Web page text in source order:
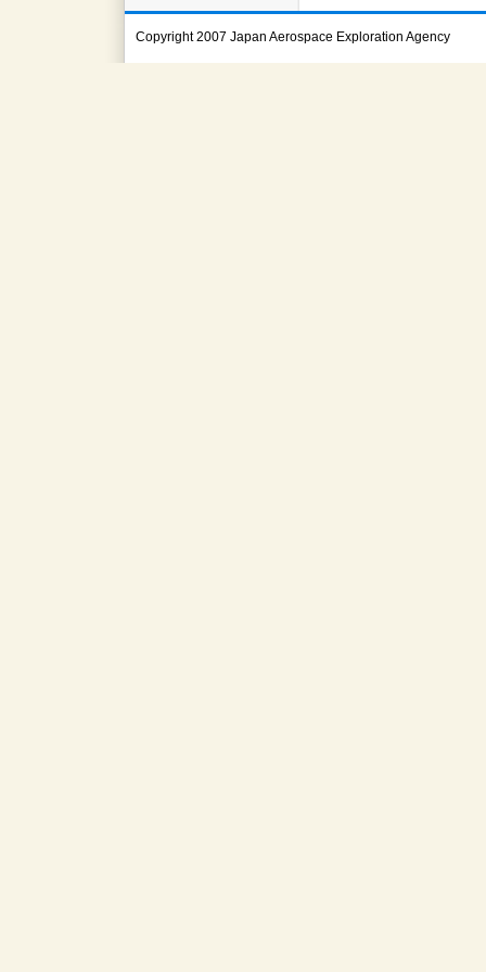
Copyright 2007 Japan Aerospace Exploration Agency